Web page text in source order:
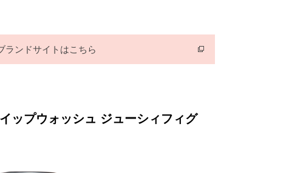
ランドサイトはこちら
ップウォッシュ ジューシィフィグ